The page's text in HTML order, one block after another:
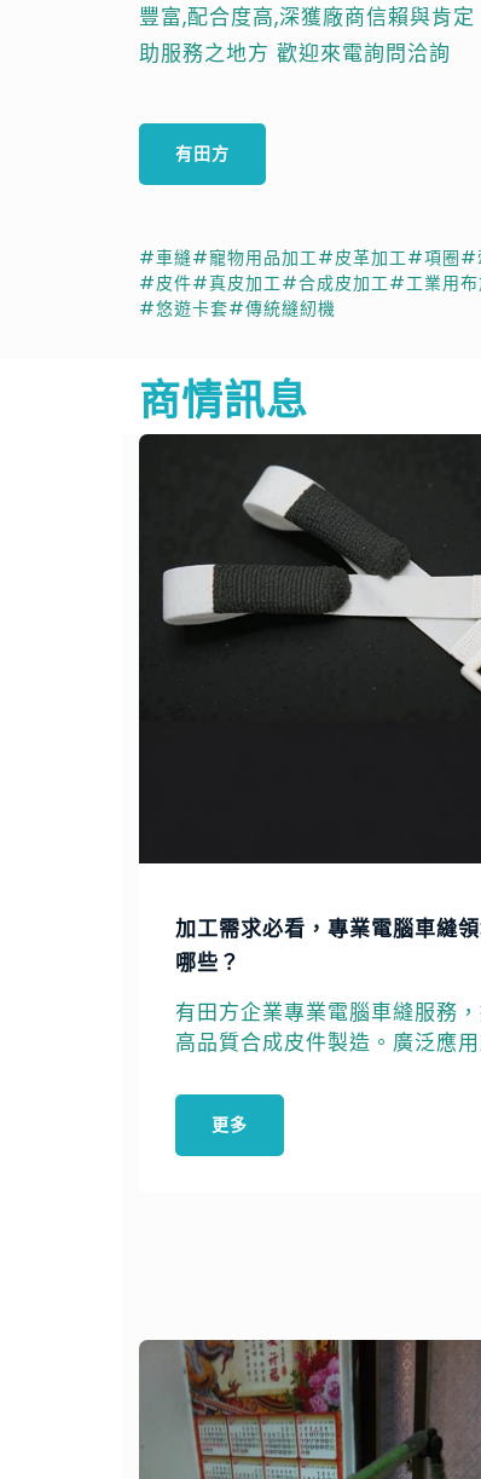
豐富,配合度高,深獲廠商信賴與肯
助服務之地方 歡迎來電詢問洽詢
有田方
#車縫#寵物用品加工#皮革加工#項圈#
#皮件#真皮加工#合成皮加工#工業用布
#悠遊卡套#傳統縫紉機
商情訊息
加工需求必看，專業電腦車縫
哪些？
有田方企業專業電腦車縫服務
高品質合成皮件製造。廣泛應用
用舒適。
更多